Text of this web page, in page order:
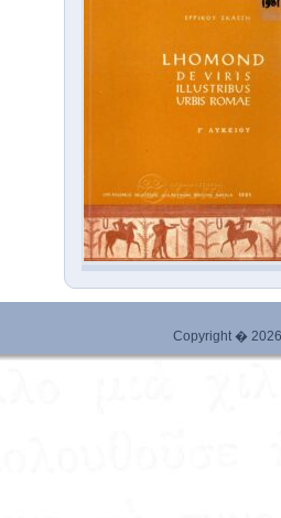
Copyright � 2026